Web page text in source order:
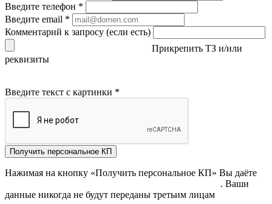
Введите телефон *
Введите email *
Комментарий к запросу (если есть)
Прикрепить ТЗ и/или
реквизиты
Введите текст с картинки *
Получить персональное КП
Нажимая на кнопку «Получить персональное КП» Вы даёте
. Ваши
данные никогда не будут переданы третьим лицам